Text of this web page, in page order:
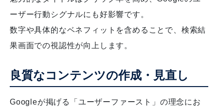
ーザー行動シグナルにも好影響です。
数字や具体的なベネフィットを含めることで、検索結
果画面での視認性が向上します。
良質なコンテンツの作成・見直し
Googleが掲げる「ユーザーファースト」の理念にお